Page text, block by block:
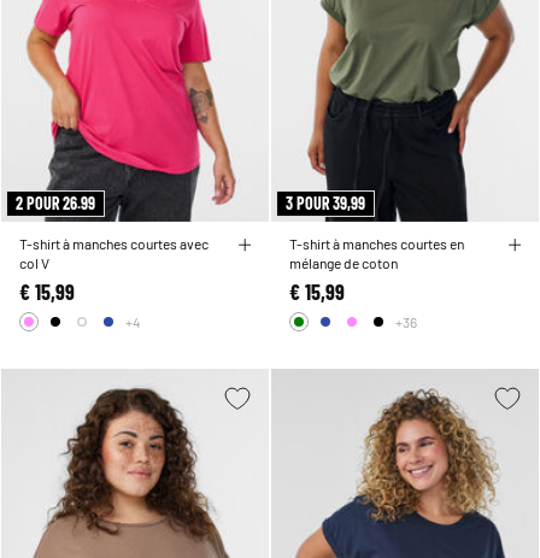
2 POUR 26.99
T-shirt à manches courtes avec
col V
€ 15,99
+4
3 POUR 39,99
T-shirt à manches courtes en
mélange de coton
€ 15,99
+36